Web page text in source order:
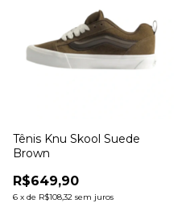
Tênis Knu Skool Suede
Brown
R$649,90
6 x de R$108,32 sem juros